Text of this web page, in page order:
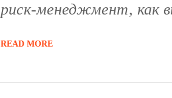
риск-менеджмент, как
READ MORE